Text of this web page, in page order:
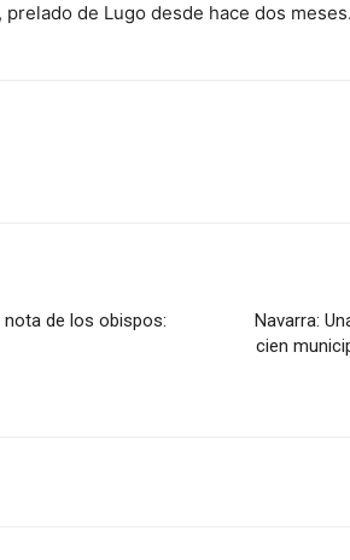
de Lugo desde hace dos meses.
de los obispos:
Navarra:
cien